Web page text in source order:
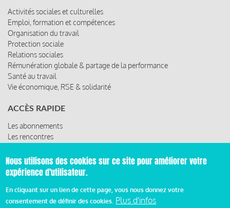
Activités sociales et culturelles
Emploi, formation et compétences
Organisation du travail
Protection sociale
Relations sociales
Rémunération globale & partage de la performance
Santé au travail
Vie économique, RSE & solidarité
ACCÈS RAPIDE
Les abonnements
Les rencontres
© 2019 Miroir Social - Réalisé parCafffeine
Nous utilisons des cookies sur ce site pour améliorer votre
expérience d'utilisateur.
En cliquant sur un lien de cette page, vous nous donnez votre
consentement de définir des cookies. Plus d'infos